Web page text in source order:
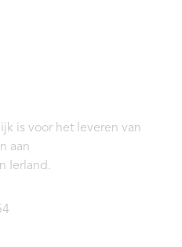
is voor het leveren van
aan
Ierland.